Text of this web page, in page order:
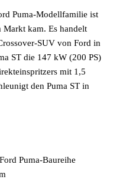
Puma-Modellfamilie ist
Markt kam. Es handelt
SUV von Ford in
ST die 147 kW (200 PS)
mit 1,5
den Puma ST in
Puma-Baureihe